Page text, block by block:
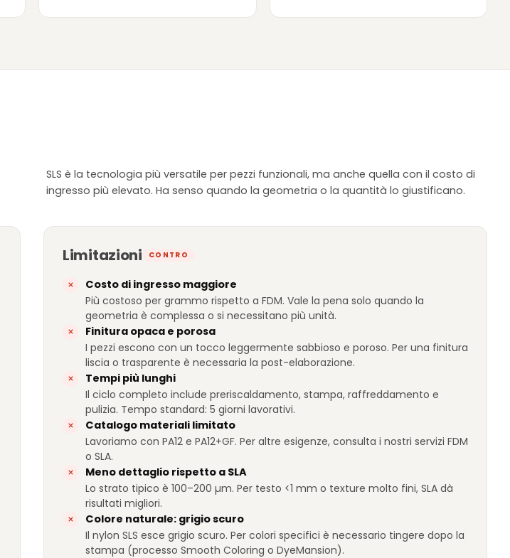
SLS è la tecnologia più versatile per pezzi funzionali, ma anche quella con il costo di
ingresso più elevato. Ha senso quando la geometria o la quantità lo giustificano.
Limitazioni CONTRO
Costo di ingresso maggiore
Più costoso per grammo rispetto a FDM. Vale la pena solo quando la
geometria è complessa o si necessitano più unità.
Finitura opaca e porosa
I pezzi escono con un tocco leggermente sabbioso e poroso. Per una finitura
liscia o trasparente è necessaria la post-elaborazione.
Tempi più lunghi
Il ciclo completo include preriscaldamento, stampa, raffreddamento e
pulizia. Tempo standard: 5 giorni lavorativi.
Catalogo materiali limitato
Lavoriamo con PA12 e PA12+GF. Per altre esigenze, consulta i nostri servizi FDM
o SLA.
Meno dettaglio rispetto a SLA
Lo strato tipico è 100–200 µm. Per testo <1 mm o texture molto fini, SLA dà
risultati migliori.
Colore naturale: grigio scuro
Il nylon SLS esce grigio scuro. Per colori specifici è necessario tingere dopo la
stampa (processo Smooth Coloring o DyeMansion).